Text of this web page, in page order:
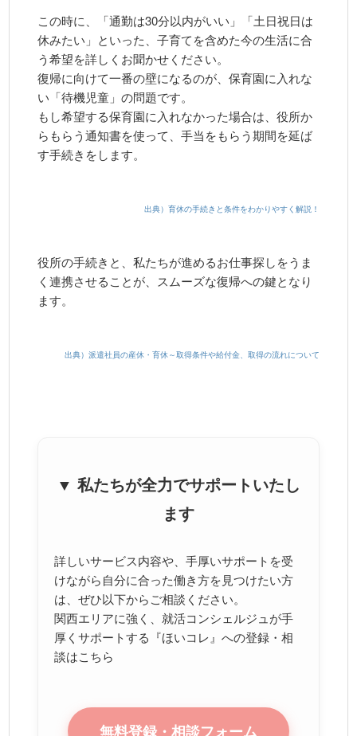
この時に、「通勤は30分以内がいい」「土日祝日は
休みたい」といった、子育てを含めた今の生活に合
う希望を詳しくお聞かせください。
復帰に向けて一番の壁になるのが、保育園に入れな
い「待機児童」の問題です。
もし希望する保育園に入れなかった場合は、役所か
らもらう通知書を使って、手当をもらう期間を延ば
す手続きをします。
出典）育休の手続きと条件をわかりやすく解説！
役所の手続きと、私たちが進めるお仕事探しをうま
く連携させることが、スムーズな復帰への鍵となり
ます。
出典）派遣社員の産休・育休～取得条件や給付金、取得の流れについて
▼ 私たちが全力でサポートいたし
ます
詳しいサービス内容や、手厚いサポートを受
けながら自分に合った働き方を見つけたい方
は、ぜひ以下からご相談ください。
関西エリアに強く、就活コンシェルジュが手
厚くサポートする『ほいコレ』への登録・相
談はこちら
無料登録・相談フォーム